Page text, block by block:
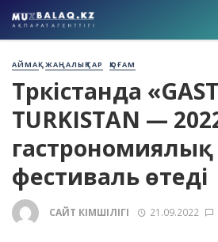
АЙМАҚ ЖАҢАЛЫҚТАР ҚОҒАМ
Түркістанда
TURKISTAN —
гастрономиялық
фестиваль өтеді
САЙТ ӘКІМШІЛІГІ 21.09.2022